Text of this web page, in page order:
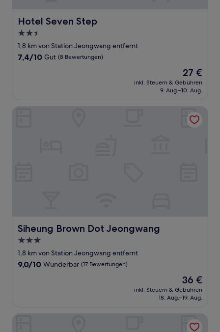
Hotel Seven Step
Hotel Seven Step
2.5-
Sterne-
Unterkunft
1,8 km von Station Jeongwang entfernt
7.4
7,4/10 Gut (8 Bewertungen)
Der
Preis
beträgt
27 €
inkl. Steuern & Gebühren
9. Aug.–10. Aug.
Siheung Brown Dot Jeongwang
Siheung Brown Dot Jeongwang
3.0-
Sterne-
Unterkunft
1,8 km von Station Jeongwang entfernt
9.0
9,0/10 Wunderbar (17 Bewertungen)
Der
Preis
beträgt
36 €
inkl. Steuern & Gebühren
18. Aug.–19. Aug.